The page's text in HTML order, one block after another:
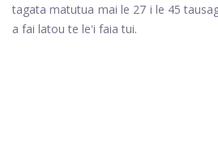
tagata matutua mai le 27 i le 45
a fai latou te leʻi faia tui.